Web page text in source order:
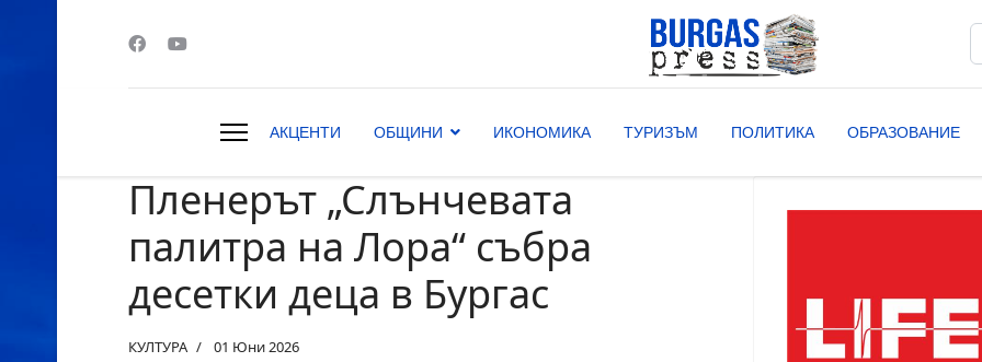
АКЦЕНТИ ОБЩИНИ ИКОНОМИКА ТУРИЗЪМ ПОЛИТИКА ОБРАЗОВАНИЕ
Пленерът „Слънчевата
палитра на Лора“ събра
десетки деца в Бургас
КУЛТУРА 01 Юни 2026